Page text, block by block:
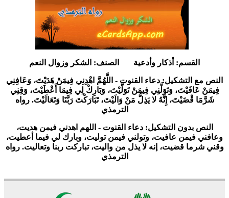
15317
10
القسم: أذكار وأدعية الصنف: الشكر وزوال النعم
النص مع التشكيل:دعاء القنوت - اللَّهُمَّ اهْدِنِي فِيمَنْ هَدَيْتَ، وَعَافِنِي
فِيمَنْ عَافَيْتَ، وَتَوَلَّنِي فِيمَنْ تَوَلَّيْتَ، وَبَارِكْ لِي فِيمَا أَعْطَيْتَ، وَقِنِي
شَرَّمَا قْضَيْتَ، إِنَّهُ لا يَذِلُّ مَنْ وَالَيْتَ، تَبَارَكْتَ رَبَّنَا وَتَعَالَيْتَ. رواه
الترمذي
النص بدون التشكيل:دعاء القنوت - اللهم اهدني فيمن هديت،
وعافني فيمن عافيت، وتولني فيمن توليت، وبارك لي فيما أعطيت،
وقني شرما قضيت، إنه لا يذل من واليت، تباركت ربنا وتعاليت. رواه
الترمذي